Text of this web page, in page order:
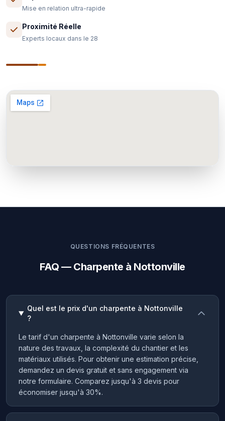
Mise en relation ultra-rapide
Proximité Réelle
Experts locaux dans le 28
QUESTIONS FRÉQUENTES
FAQ — Charpente à Nottonville
Quel est le prix d'un charpente à Nottonville
?
Le tarif d'un charpente à Nottonville varie selon la
nature des travaux, la complexité du chantier et les
matériaux utilisés. Pour obtenir une estimation précise,
demandez un devis gratuit et sans engagement via
notre formulaire. Comparez jusqu'à 3 devis pour
économiser jusqu'à 30%.